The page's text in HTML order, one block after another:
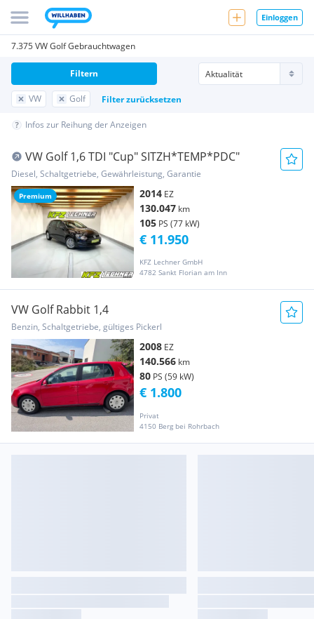
Einloggen
7.375 VW Golf Gebrauchtwagen
VW Golf Filter zurücksetzen
Filtern
Infos zur Reihung der Anzeigen
Premium
VW Golf 1,6 TDI "Cup" SITZH*TEMP*PDC"
Diesel, Schaltgetriebe, Gewährleistung, Garantie
2014 EZ
130.047 km
105 PS (77 kW)
KFZ Lechner GmbH
4782 Sankt Florian am Inn
€ 11.950
VW Golf Rabbit 1,4
Benzin, Schaltgetriebe, gültiges Pickerl
2008 EZ
140.566 km
80 PS (59 kW)
Privat
4150 Berg bei Rohrbach
€ 1.800